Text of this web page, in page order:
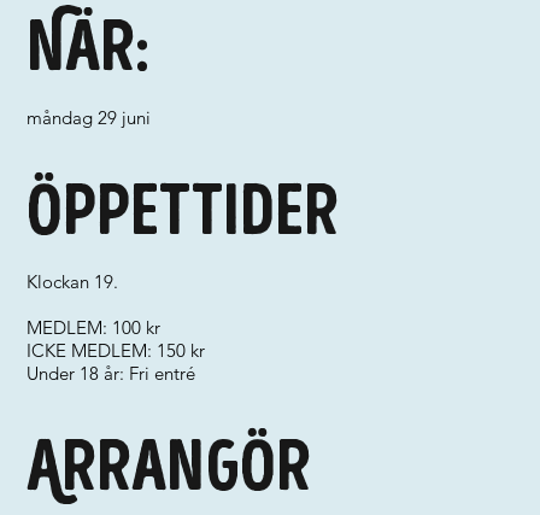
När:
måndag 29 juni
Arrangör
Öppettider
Klockan 19.
MEDLEM: 100 kr
ICKE MEDLEM: 150 kr
Under 18 år: Fri entré